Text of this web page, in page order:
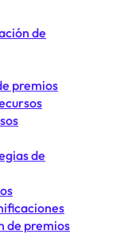
de
premios
de
de premios